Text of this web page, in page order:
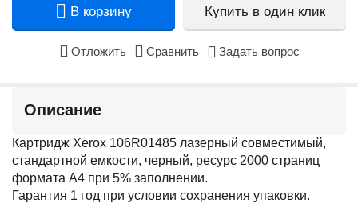
В корзину Купить в один клик
Отложить Сравнить Задать вопрос
Описание
Картридж Xerox 106R01485 лазерный совместимый,
стандартной емкости, черный, ресурс 2000 страниц
формата А4 при 5% заполнении.
Гарантия 1 год при условии сохранения упаковки.